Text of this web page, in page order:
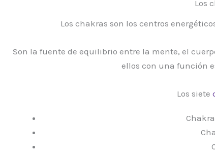
Los
Los chakras son los centros
Son la fuente de equilibrio entre la mente, el
ellos con una función
Los siete